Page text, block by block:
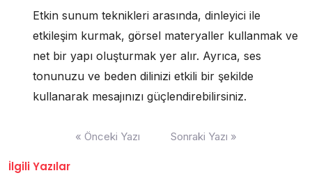
Etkin sunum teknikleri arasında, dinleyici ile
etkileşim kurmak, görsel materyaller kullanmak ve
net bir yapı oluşturmak yer alır. Ayrıca, ses
tonunuzu ve beden dilinizi etkili bir şekilde
kullanarak mesajınızı güçlendirebilirsiniz.
« Önceki Yazı Sonraki Yazı »
İlgili Yazılar